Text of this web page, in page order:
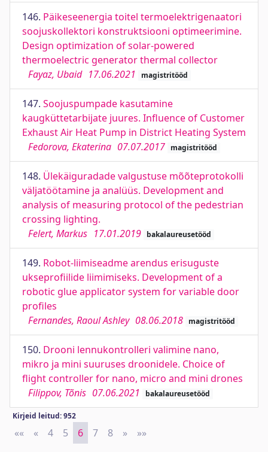
146. Päikeseenergia toitel termoelektrigenaatori
soojuskollektori konstruktsiooni optimeerimine.
Design optimization of solar-powered
thermoelectric generator thermal collector
Fayaz, Ubaid 17.06.2021 magistritööd
147. Soojuspumpade kasutamine
kaugküttetarbijate juures. Influence of Customer
Exhaust Air Heat Pump in District Heating System
Fedorova, Ekaterina 07.07.2017 magistritööd
148. Ülekäiguradade valgustuse mõõteprotokolli
väljatöötamine ja analüüs. Development and
analysis of measuring protocol of the pedestrian
crossing lighting.
Felert, Markus 17.01.2019 bakalaureusetööd
149. Robot-liimiseadme arendus erisuguste
ukseprofiilide liimimiseks. Development of a
robotic glue applicator system for variable door
profiles
Fernandes, Raoul Ashley 08.06.2018 magistritööd
150. Drooni lennukontrolleri valimine nano,
mikro ja mini suuruses droonidele. Choice of
flight controller for nano, micro and mini drones
Filippov, Tõnis 07.06.2021 bakalaureusetööd
Kirjeid leitud: 952
«« First
« Previous
4 5 6 7 8 » Next
»»